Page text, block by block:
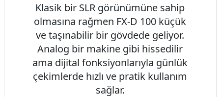
Klasik bir SLR görünümüne sahip
olmasına rağmen FX-D 100 küçük
ve taşınabilir bir gövdede geliyor.
Analog bir makine gibi hissedilir
ama dijital fonksiyonlarıyla günlük
çekimlerde hızlı ve pratik kullanım
sağlar.